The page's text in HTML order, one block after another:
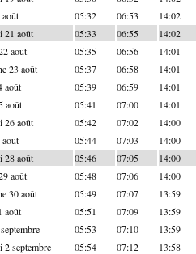
05:32 06:53 14:02
21 août 05:33 06:55 14:02
août 05:35 06:56 14:01
23 août 05:37 06:58 14:01
août 05:39 06:59 14:01
août 05:41 07:00 14:01
26 août 05:42 07:02 14:00
05:44 07:03 14:00
28 août 05:46 07:05 14:00
août 05:48 07:06 14:00
30 août 05:49 07:07 13:59
août 05:51 07:09 13:59
05:53 07:10 13:59
2 septembre 05:54 07:12 13:58